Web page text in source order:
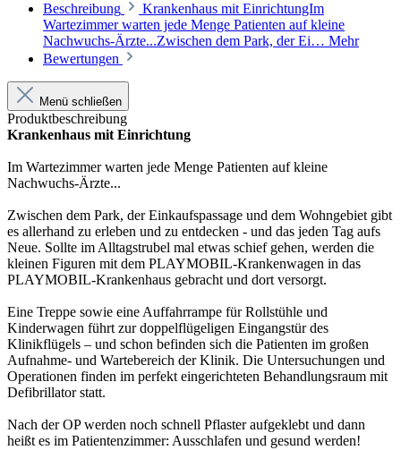
Beschreibung
Krankenhaus mit EinrichtungIm
Wartezimmer warten jede Menge Patienten auf kleine
Nachwuchs-Ärzte...Zwischen dem Park, der Ei… Mehr
Bewertungen
Menü schließen
Produktbeschreibung
Krankenhaus mit Einrichtung
Im Wartezimmer warten jede Menge Patienten auf kleine
Nachwuchs-Ärzte...
Zwischen dem Park, der Einkaufspassage und dem Wohngebiet gibt
es allerhand zu erleben und zu entdecken - und das jeden Tag aufs
Neue. Sollte im Alltagstrubel mal etwas schief gehen, werden die
kleinen Figuren mit dem PLAYMOBIL-Krankenwagen in das
PLAYMOBIL-Krankenhaus gebracht und dort versorgt.
Eine Treppe sowie eine Auffahrrampe für Rollstühle und
Kinderwagen führt zur doppelflügeligen Eingangstür des
Klinikflügels – und schon befinden sich die Patienten im großen
Aufnahme- und Wartebereich der Klinik. Die Untersuchungen und
Operationen finden im perfekt eingerichteten Behandlungsraum mit
Defibrillator statt.
Nach der OP werden noch schnell Pflaster aufgeklebt und dann
heißt es im Patientenzimmer: Ausschlafen und gesund werden!